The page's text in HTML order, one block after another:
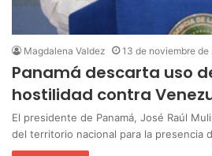
Magdalena Valdez 13 de noviembre de
Panamá descarta uso
hostilidad contra
El presidente de Panamá, José Raúl
del territorio nacional para la presencia